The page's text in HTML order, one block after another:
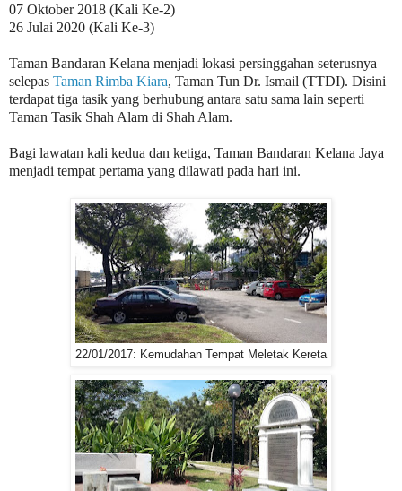
07 Oktober 2018 (Kali Ke-2)
26 Julai 2020 (Kali Ke-3)
Taman Bandaran Kelana menjadi lokasi persinggahan seterusnya
selepas Taman Rimba Kiara, Taman Tun Dr. Ismail (TTDI). Disini
terdapat tiga tasik yang berhubung antara satu sama lain seperti
Taman Tasik Shah Alam di Shah Alam.
Bagi lawatan kali kedua dan ketiga, Taman Bandaran Kelana Jaya
menjadi tempat pertama yang dilawati pada hari ini.
22/01/2017: Kemudahan Tempat Meletak Kereta